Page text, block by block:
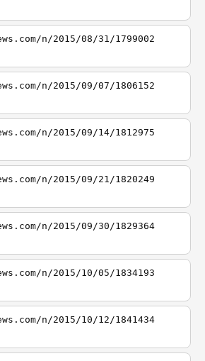
n/2015/08/31/1799002
n/2015/09/07/1806152
n/2015/09/14/1812975
n/2015/09/21/1820249
n/2015/09/30/1829364
n/2015/10/05/1834193
n/2015/10/12/1841434